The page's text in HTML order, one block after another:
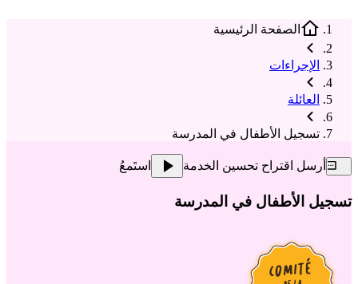
الصفحة الرئيسية
الإجراءات
العائلة
تسجيل الأطفال في المدرسة
أرسل اقتراح تحسين الخدمة استَمعُ
تسجيل الأطفال في المدرسة